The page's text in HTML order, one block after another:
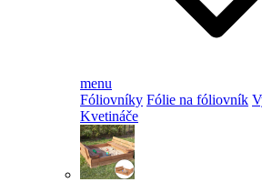
menu
Fóliovníky Fólie na fóliovník
Kvetináče